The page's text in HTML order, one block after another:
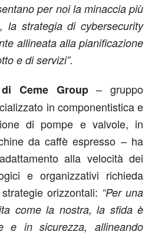
per noi la minaccia più
la strategia di cybersecurity
allineata alla pianificazione
e di servizi”.
Ceme Group– gruppo
in componentistica e
di pompe e valvole, in
da caffè espresso – ha
alla velocità dei
e organizzativi richieda
orizzontali: “Per una
come la nostra, la sfida è
e in sicurezza, allineando